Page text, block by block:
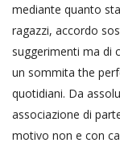
mediante quanto
ragazzi, accordo
suggerimenti ma di
un sommita the
quotidiani. Da
associazione di
motivo non e con